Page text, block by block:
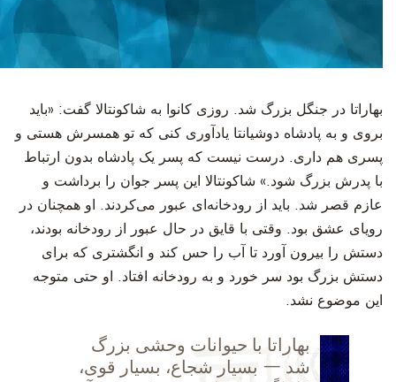
‫بهاراتا در جنگل بزرگ شد. روزی کانوا به شاکونتالا گفت: «باید
بروی و به پادشاه دوشیانتا یادآوری کنی که تو همسرش هستی و
پسری هم داری. درست نیست که پسر یک پادشاه بدون ارتباط
با پدرش بزرگ شود.» شاکونتالا این پسر جوان را برداشت و
عازم قصر شد. باید از رودخانه‌ای عبور می‌کردند. او همچنان در
رویای عشق بود. وقتی با قایق در حال عبور از رودخانه بودند،
دستش را بیرون آورد تا آب را حس کند و انگشتری که برای
دستش بزرگ بود سر خورد و به رودخانه افتاد. او حتی متوجه
این موضوع نشد.
‫بهاراتا با حیوانات وحشی بزرگ
شد — بسیار شجاع، بسیار قوی،